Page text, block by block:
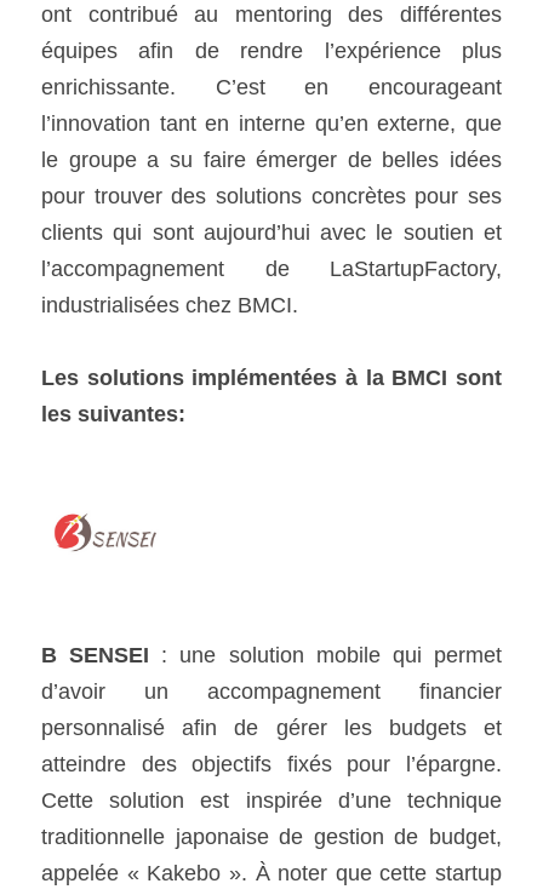
ont contribué au mentoring des différentes
équipes afin de rendre l’expérience plus
enrichissante. C’est en encourageant
l’innovation tant en interne qu’en externe, que
le groupe a su faire émerger de belles idées
pour trouver des solutions concrètes pour ses
clients qui sont aujourd’hui avec le soutien et
l’accompagnement de LaStartupFactory,
industrialisées chez BMCI.
Les solutions implémentées à la BMCI sont
les suivantes:
B SENSEI : une solution mobile qui permet
d’avoir un accompagnement financier
personnalisé afin de gérer les budgets et
atteindre des objectifs fixés pour l’épargne.
Cette solution est inspirée d’une technique
traditionnelle japonaise de gestion de budget,
appelée « Kakebo ». À noter que cette startup